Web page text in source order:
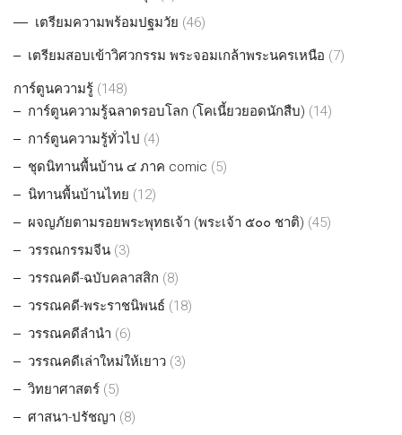
เตรียมความพร้อมปฐมวัย (46)
เตรียมสอบเข้าวิศวกรรม พระจอมเกล้าพระนครเหนือ (7)
การ์ตูนความรู้ (148)
การ์ตูนความรู้ฉลาดรอบโลก (โคเนี้ยวยอดนักสืบ) (14)
การ์ตูนความรู้ทั่วไป (4)
ชุดนิทานพื้นบ้าน ๔ ภาค comic (5)
นิทานพื้นบ้านไทย (12)
ผจญภัยตามรอยพระพุทธเจ้า (พระเจ้า ๕๐๐ ชาติ) (45)
วรรณกรรมจีน (3)
วรรณคดี-ฉบับคลาสสิก (8)
วรรณคดี-พระราชนิพนธ์ (18)
วรรณคดีลำนำ (6)
วรรณคดีเล่าใหม่ให้เยาว (3)
วิทยาศาสตร์ (5)
ศาสนา-ปรัชญา (8)